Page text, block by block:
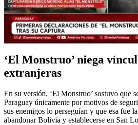
‘El Monstruo’ niega
extranjeras
En su versión, ‘El Monstruo’ sostuvo que
Paraguay únicamente por motivos de
sus enemigos lo perseguían y que esa fue
abandonar Bolivia y establecerse en San